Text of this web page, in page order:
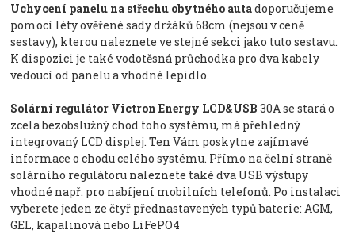
Uchycení panelu na střechu obytného autadoporučujeme
pomocí léty ověřené sady držáků 68cm (nejsou v ceně
sestavy), kterou naleznete ve stejné sekci jako tuto sestavu.
K dispozici je také vodotěsná průchodka pro dva kabely
vedoucí od panelu a vhodné lepidlo.
Solární regulátor Victron Energy LCD&USB 30A se stará o
zcela bezobslužný chod toho systému, má přehledný
integrovaný LCD displej. Ten Vám poskytne zajímavé
informace o chodu celého systému. Přímo na čelní straně
solárního regulátoru naleznete také dva USB výstupy
vhodné např. pro nabíjení mobilních telefonů. Po instalaci
vyberete jeden ze čtyř přednastavených typů baterie: AGM,
GEL, kapalinová nebo LiFePO4